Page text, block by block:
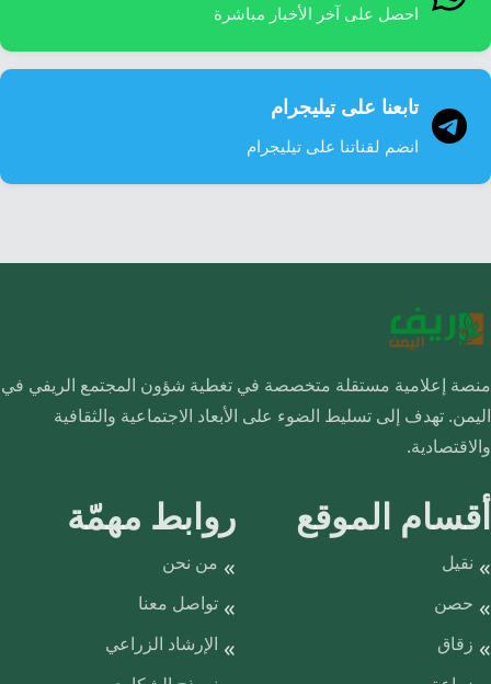
احصل على آخر الأخبار مباشرة
تابعنا على تيليجرام
انضم لقناتنا على تيليجرام
منصة إعلامية مستقلة متخصصة في تغطية شؤون المجتمع الريفي في
اليمن. تهدف إلى تسليط الضوء على الأبعاد الاجتماعية والثقافية
والاقتصادية.
أقسام الموقع
نقيل
حصن
زقاق
روابط مهمّة
من نحن
تواصل معنا
الإرشاد الزراعي